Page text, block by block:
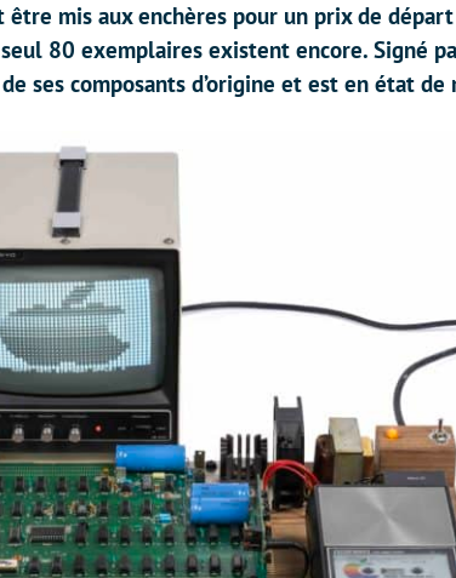
mis aux enchères pour un prix de
80 exemplaires existent encore. Signé
ses composants d’origine et est en état de